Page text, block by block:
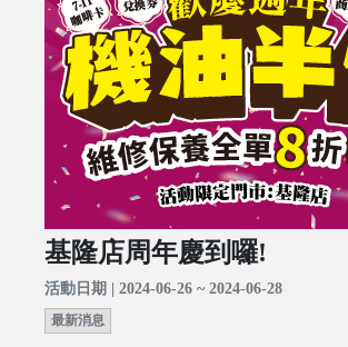
基隆店周年慶到囉!
活動日期 | 2024-06-26 ~ 2024-06-28
最新消息